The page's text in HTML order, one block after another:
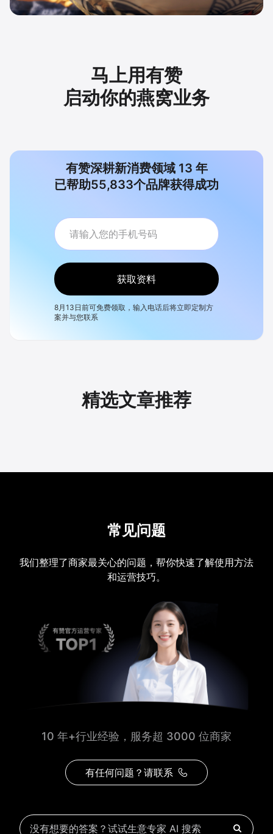
马上用有赞
启动你的燕窝业务
有赞深耕新消费领域 13 年
已帮助55,833个品牌获得成功
获取资料
8月13日前可免费领取，输入电话后将立即定制方
案并与您联系
精选文章推荐
常见问题
我们整理了商家最关心的问题，帮你快速了解使用方法
和运营技巧。
10 年+行业经验，服务超 3000 位商家
有任何问题？请联系